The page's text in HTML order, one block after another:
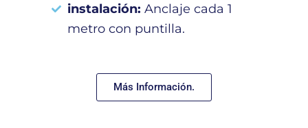
instalación: Anclaje cada 1
metro con puntilla.
Más Información.